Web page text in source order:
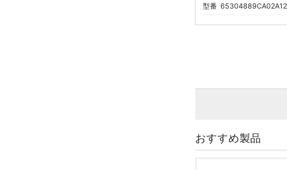
型番
おすすめ製品